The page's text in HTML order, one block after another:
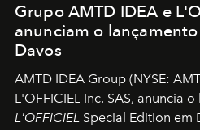
Grupo AMTD IDEA e
anunciam o lançamento
Davos
AMTD IDEA Group (NYSE:
L'OFFICIEL Inc. SAS, anuncia
L'OFFICIEL Special Edition em